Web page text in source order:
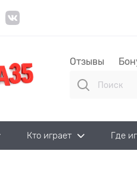
Отзывы
Кто играет Где